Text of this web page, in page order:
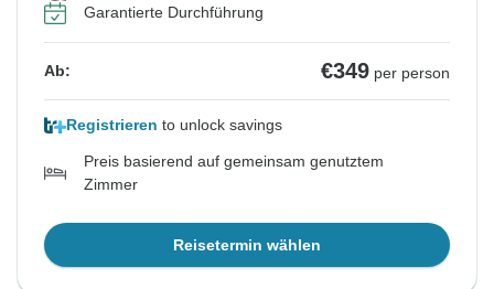
Garantierte Durchführung
Ab: €349 per person
Registrieren to unlock savings
Preis basierend auf gemeinsam genutztem
Zimmer
Reisetermin wählen